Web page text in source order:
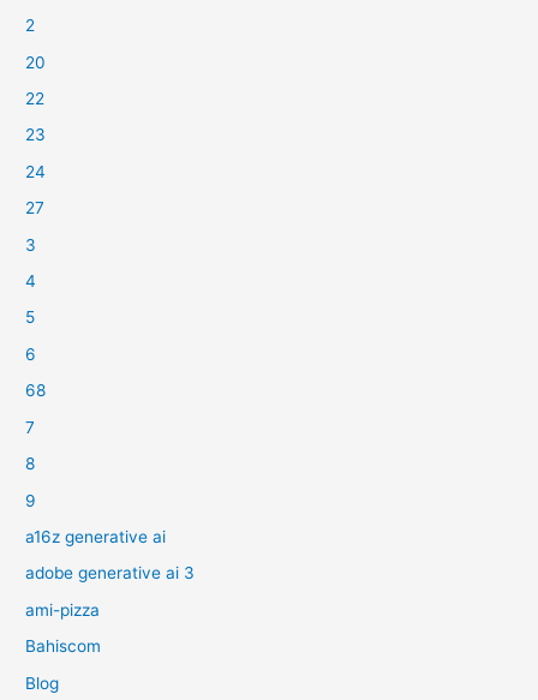
2
20
22
23
24
27
3
4
5
6
68
7
8
9
a16z generative ai
adobe generative ai 3
ami-pizza
Bahiscom
Blog